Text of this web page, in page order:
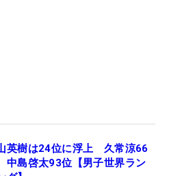
英樹は24位に浮上 久常涼66
中島啓太93位【男子世界ラン